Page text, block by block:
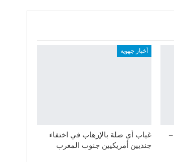
أخبار جهوية
غياب أي صلة بالإرهاب في اختفاء
جنديين أمريكيين جنوب المغرب